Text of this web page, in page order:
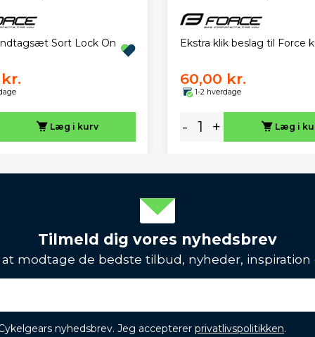
Sort Lock On
Læg i kurv
Ekstra klik beslag til Force
60,00 kr.
1-2 hverdage
- + Læg i
Tilmeld dig vores nyhedsbrev
modtage de bedste tilbud, nyheder, inspiration
nyhedsbrev. Jeg accepterer privatlivspolitikken.